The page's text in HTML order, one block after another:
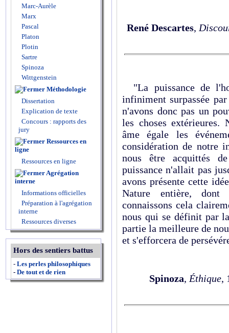
Marc-Aurèle
Marx
Pascal
Platon
Plotin
Sartre
Spinoza
Wittgenstein
Méthodologie
Dissertation
Explication de texte
Concours : rapports des
jury
Ressources en
ligne
Ressources en ligne
Agrégation
interne
Informations officielles
Préparation à l'agrégation
interne
Ressources diverses
Hors des sentiers battus
- Les perles philosophiques
- De tout et de rien
René Descartes,
"La puissance de
infiniment surpassée
n'avons donc pas un
les choses extérieures.
âme égale les
considération de notre
nous être acquittés
puissance n'allait pas
avons présente cette
Nature entière,
connaissons cela
nous qui se définit par
partie la meilleure de
et s'efforcera de
Spinoza, Éthique,